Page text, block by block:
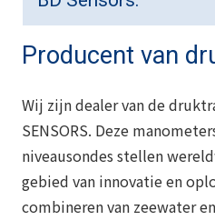
Producent van
Wij zijn dealer van de
SENSORS. Deze
niveausondes stellen
gebied van innovatie en
combineren van zeewater